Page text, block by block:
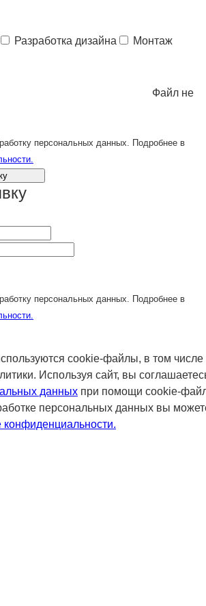
Разработка дизайна
Монтаж
Файл не
персональных данных. Подробнее в
персональных данных. Подробнее в
cookie-файлы, в том числе
Используя сайт, вы
данных при помощи cookie-
персональных данных вы
конфиденциальности.